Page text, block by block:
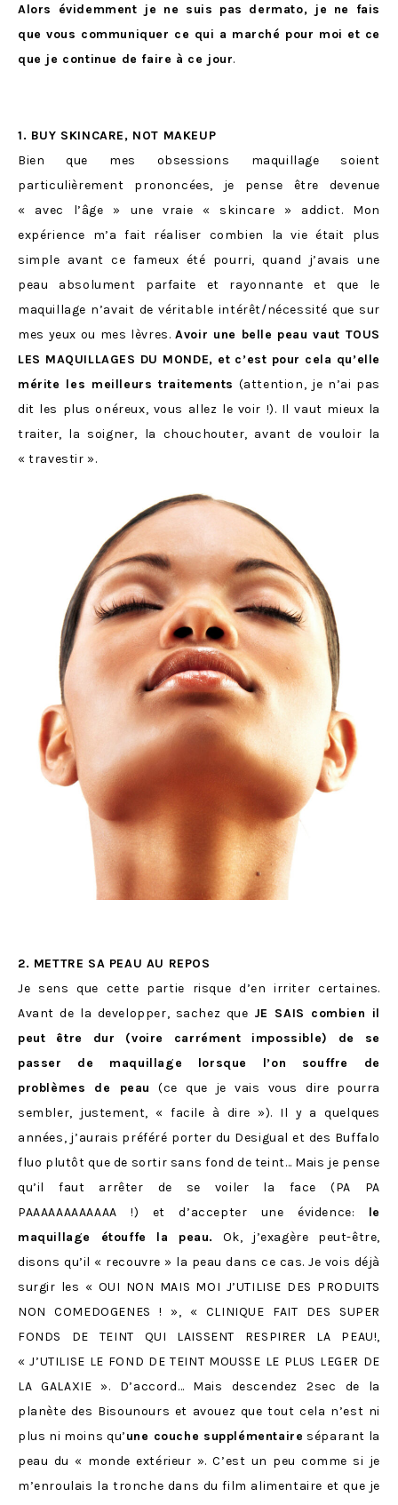
Alors évidemment je ne suis pas dermato, je ne fais
que vous communiquer ce qui a marché pour moi et ce
que je continue de faire à ce jour.
1. BUY SKINCARE, NOT MAKEUP
Bien que mes obsessions maquillage soient
particulièrement prononcées, je pense être devenue
« avec l’âge » une vraie « skincare » addict. Mon
expérience m’a fait réaliser combien la vie était plus
simple avant ce fameux été pourri, quand j’avais une
peau absolument parfaite et rayonnante et que le
maquillage n’avait de véritable intérêt/nécessité que sur
mes yeux ou mes lèvres.Avoir une belle peau vaut TOUS
LES MAQUILLAGES DU MONDE, et c’est pour cela qu’elle
mérite les meilleurs traitements (attention, je n’ai pas
dit les plus onéreux, vous allez le voir !). Il vaut mieux la
traiter, la soigner, la chouchouter, avant de vouloir la
« travestir ».
2. METTRE SA PEAU AU REPOS
Je sens que cette partie risque d’en irriter certaines.
Avant de la developper, sachez que JE SAIS combien il
peut être dur (voire carrément impossible) de se
passer de maquillage lorsque l’on souffre de
problèmes de peau
(ce que je vais vous dire pourra
sembler, justement, « facile à dire »). Il y a quelques
années, j’aurais préféré porter du Desigual et des Buffalo
fluo plutôt que de sortir sans fond de teint… Mais je pense
qu’il faut arrêter de se voiler la face (PA PA
PAAAAAAAAAAAA !) et d’accepter une évidence: le
maquillage étouffe la peau.
Ok, j’exagère peut-être,
disons qu’il « recouvre » la peau dans ce cas. Je vois déjà
surgir les « OUI NON MAIS MOI J’UTILISE DES PRODUITS
NON COMEDOGENES ! », « CLINIQUE FAIT DES SUPER
FONDS DE TEINT QUI LAISSENT RESPIRER LA PEAU!,
« J’UTILISE LE FOND DE TEINT MOUSSE LE PLUS LEGER DE
LA GALAXIE ». D’accord… Mais descendez 2sec de la
planète des Bisounours et avouez que tout cela n’est ni
plus ni moins qu’une couche supplémentaire séparant la
peau du « monde extérieur ». C’est un peu comme si je
m’enroulais la tronche dans du film alimentaire et que je